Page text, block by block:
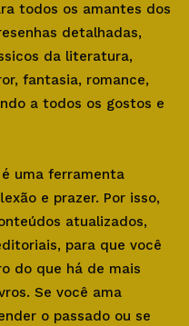
todos os amantes dos
detalhadas,
da literatura,
fantasia, romance,
a todos os gostos e
uma ferramenta
e prazer. Por isso,
atualizados,
para que você
do que há de mais
Se você ama
o passado ou se